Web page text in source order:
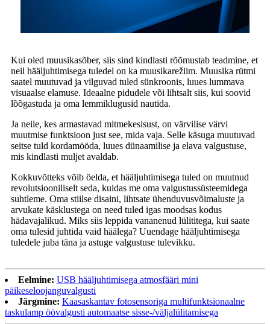
Kui oled muusikasõber, siis sind kindlasti rõõmustab teadmine, et
neil hääljuhtimisega tuledel on ka muusikarežiim. Muusika rütmi
saatel muutuvad ja vilguvad tuled sünkroonis, luues lummava
visuaalse elamuse. Ideaalne pidudele või lihtsalt siis, kui soovid
lõõgastuda ja oma lemmiklugusid nautida.
Ja neile, kes armastavad mitmekesisust, on värvilise värvi
muutmise funktsioon just see, mida vaja. Selle käsuga muutuvad
seitse tuld kordamööda, luues dünaamilise ja elava valgustuse,
mis kindlasti muljet avaldab.
Kokkuvõtteks võib öelda, et hääljuhtimisega tuled on muutnud
revolutsiooniliselt seda, kuidas me oma valgustussüsteemidega
suhtleme. Oma stiilse disaini, lihtsate ühenduvusvõimaluste ja
arvukate käsklustega on need tuled igas moodsas kodus
hädavajalikud. Miks siis leppida vananenud lülititega, kui saate
oma tulesid juhtida vaid häälega? Uuendage hääljuhtimisega
tuledele juba täna ja astuge valgustuse tulevikku.
Eelmine: USB hääljuhtimisega atmosfääri mini
päikeseloojanguvalgusti
Järgmine: Kaasaskantav fotosensoriga multifunktsionaalne
taskulamp öövalgusti automaatse sisse-/väljalülitamisega